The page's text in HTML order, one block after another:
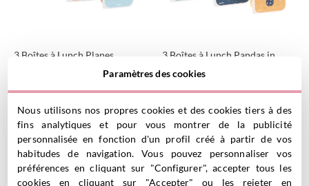
3 Boîtes à Lunch Planes
VOIR LE PRODUIT
3 Boîtes à Lunch Pandas in
VOIR LE PRODUIT
Paramètres des cookies
Nous utilisons nos propres cookies et des cookies tiers à des
fins analytiques et pour vous montrer de la publicité
personnalisée en fonction d'un profil créé à partir de vos
habitudes de navigation. Vous pouvez personnaliser vos
préférences en cliquant sur "Configurer", accepter tous les
cookies en cliquant sur "Accepter" ou les rejeter en